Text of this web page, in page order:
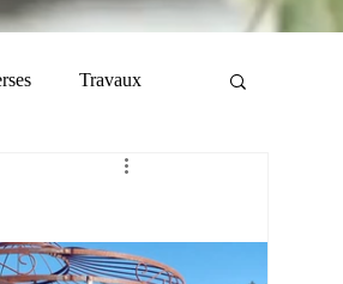
Travaux